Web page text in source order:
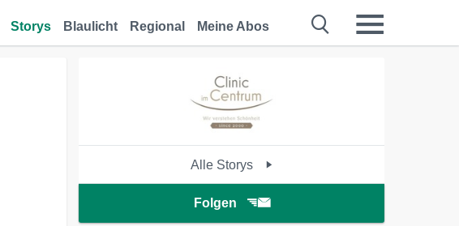
Storys Blaulicht Regional Meine Abos
Alle Storys
Folgen